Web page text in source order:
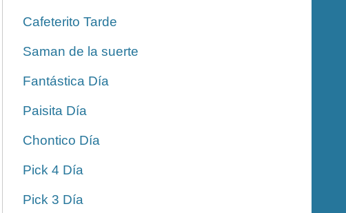
Cafeterito Tarde
Saman de la suerte
Fantástica Día
Paisita Día
Chontico Día
Pick 4 Día
Pick 3 Día